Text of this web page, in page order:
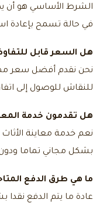
الشرط الأساسي هو أن
في حالة تسمح بإعادة
هل السعر قابل
نحن نقدم أفضل سعر
للنقاش للوصول إلى
هل تقدمون خدمة
نعم خدمة معاينة
بشكل مجاني تماما
ما هي طرق الدفع
عادة ما يتم الدفع